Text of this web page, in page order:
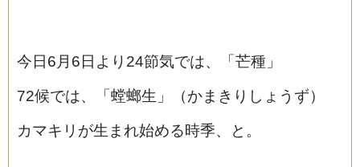
今日6月6日より24節気では、「芒種」
72候では、「螳螂生」（かまきりしょうず）
カマキリが生まれ始める時季、と。